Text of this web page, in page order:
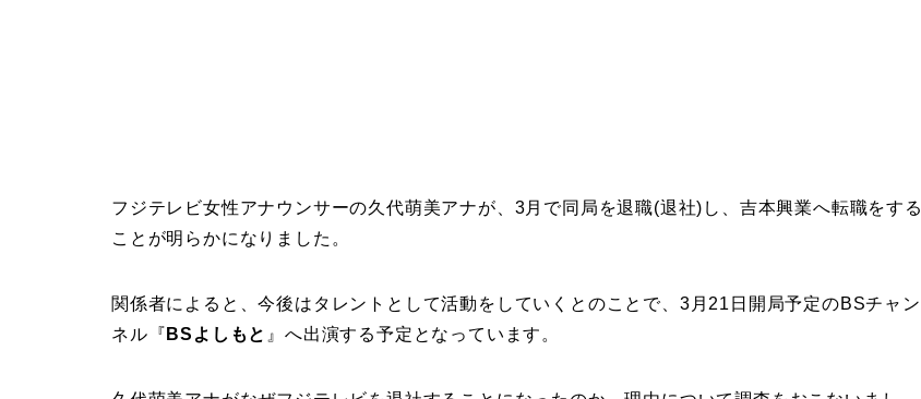
フジテレビ女性アナウンサーの久代萌美アナが、3月で同局を退職(退社)し、吉本興業へ転職をする
ことが明らかになりました。
関係者によると、今後はタレントとして活動をしていくとのことで、3月21日開局予定のBSチャン
ネル『 BSよしもと 』へ出演する予定となっています。